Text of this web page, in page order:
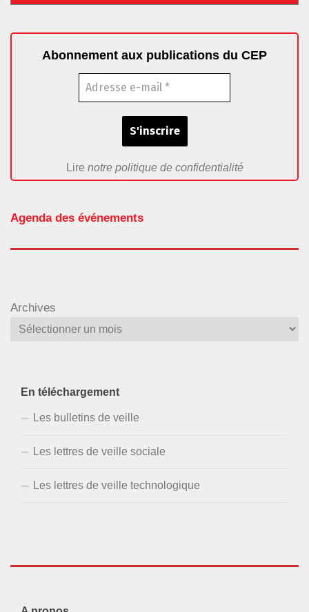
Abonnement aux publications du CEP
Lire notre politique de confidentialité
Agenda des événements
Archives
En téléchargement
Les bulletins de veille
Les lettres de veille sociale
Les lettres de veille technologique